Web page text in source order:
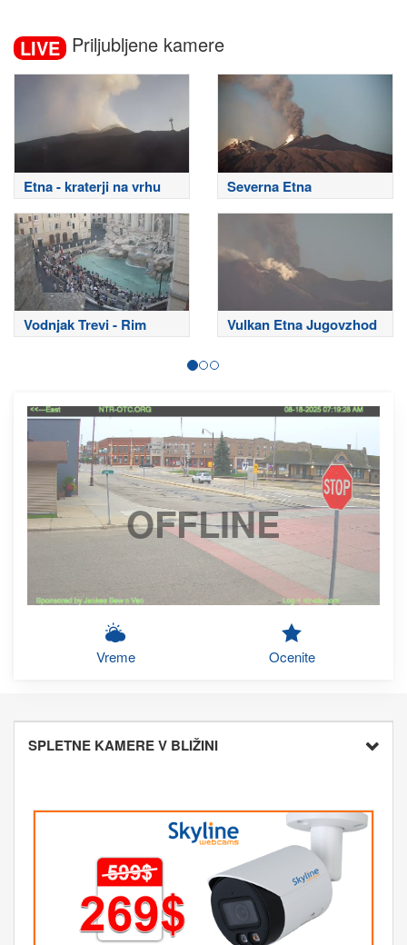
LIVE Priljubljene kamere
Etna - kraterji na vrhu Severna Etna
Vodnjak Trevi - Rim Vulkan Etna Jugovzhod
OFFLINE
Vreme Ocenite
SPLETNE KAMERE V BLIŽINI